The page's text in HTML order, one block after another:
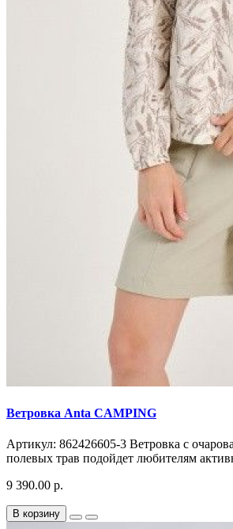
Ветровка Anta CAMPING
Артикул: 862426605-3 Ветровка с
полевых трав подойдет любителям
9 390.00 р.
В корзину